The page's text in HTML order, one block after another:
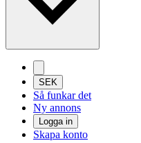
SEK
Så funkar det
Ny annons
Logga in
Skapa konto